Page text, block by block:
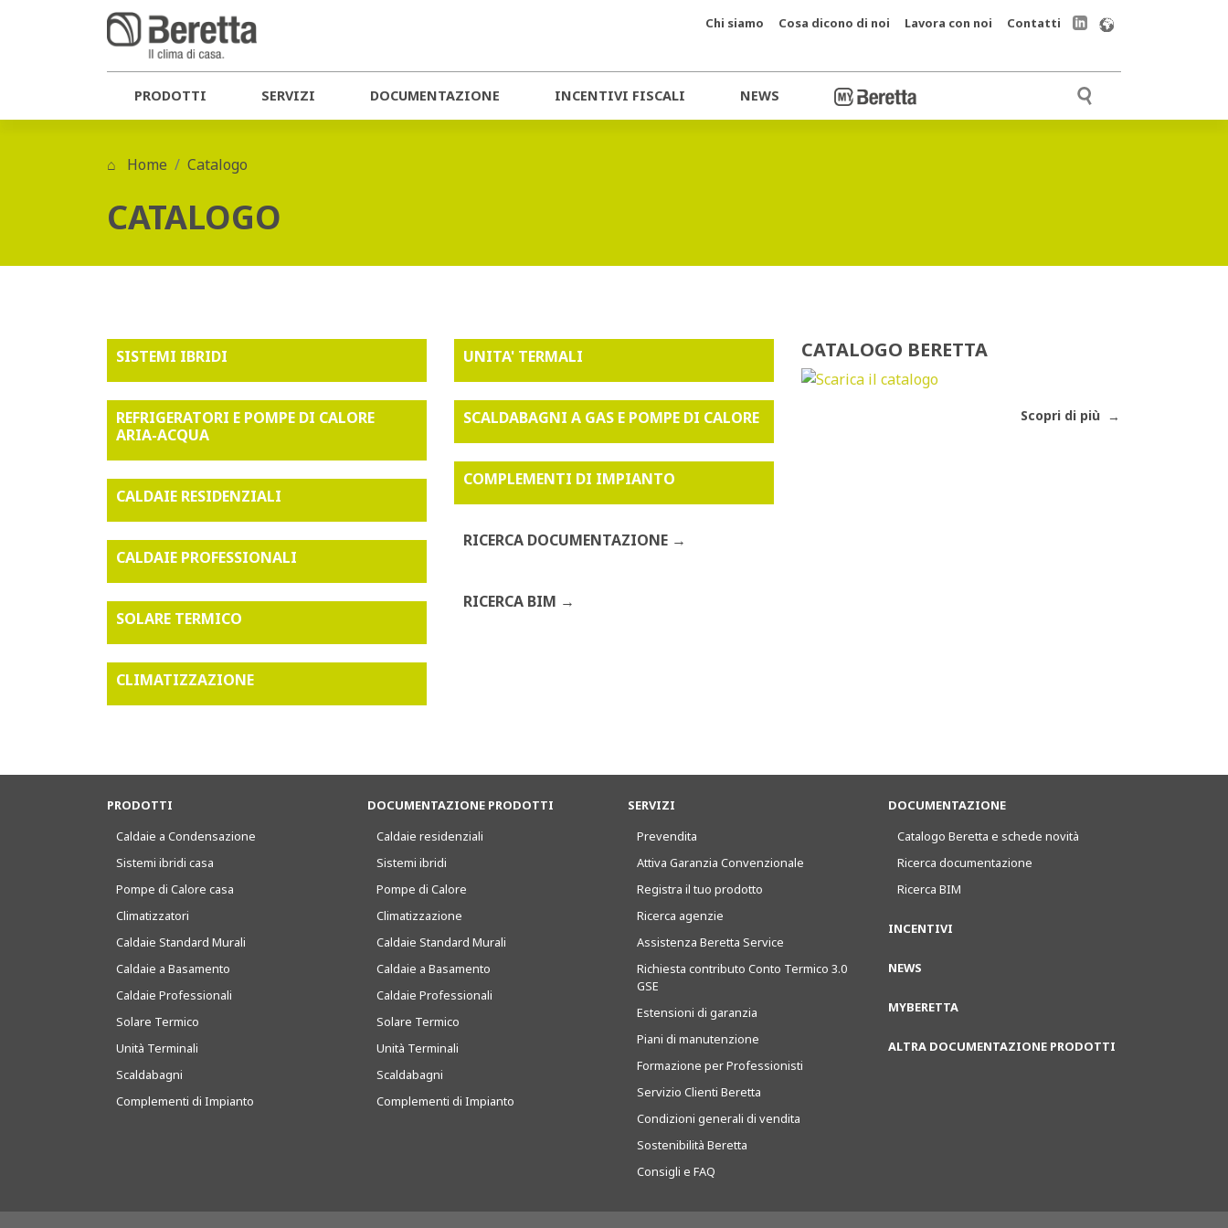
PRODOTTI SERVIZI DOCUMENTAZIONE INCENTIVI FISCALI NEWS
Chi siamo Cosa dicono di noi Lavora con noi Contatti
Home Catalogo
CATALOGO
SISTEMI IBRIDI
REFRIGERATORI E POMPE DI CALORE
ARIA-ACQUA
CALDAIE RESIDENZIALI
CALDAIE PROFESSIONALI
SOLARE TERMICO
CLIMATIZZAZIONE
UNITA' TERMALI
SCALDABAGNI A GAS E POMPE DI CALORE
COMPLEMENTI DI IMPIANTO
RICERCA DOCUMENTAZIONE
RICERCA BIM
CATALOGO BERETTA
Scopri di più
PRODOTTI
Caldaie a Condensazione
Sistemi ibridi casa
Pompe di Calore casa
Climatizzatori
Caldaie Standard Murali
Caldaie a Basamento
Caldaie Professionali
Solare Termico
Unità Terminali
Scaldabagni
Complementi di Impianto
DOCUMENTAZIONE PRODOTTI
Caldaie residenziali
Sistemi ibridi
Pompe di Calore
Climatizzazione
Caldaie Standard Murali
Caldaie a Basamento
Caldaie Professionali
Solare Termico
Unità Terminali
Scaldabagni
Complementi di Impianto
SERVIZI
Prevendita
Attiva Garanzia Convenzionale
Registra il tuo prodotto
Ricerca agenzie
Assistenza Beretta Service
Richiesta contributo Conto Termico 3.0
GSE
Estensioni di garanzia
Piani di manutenzione
Formazione per Professionisti
Servizio Clienti Beretta
Condizioni generali di vendita
Sostenibilità Beretta
Consigli e FAQ
DOCUMENTAZIONE
Catalogo Beretta e schede novità
Ricerca documentazione
Ricerca BIM
INCENTIVI
NEWS
MYBERETTA
ALTRA DOCUMENTAZIONE PRODOTTI